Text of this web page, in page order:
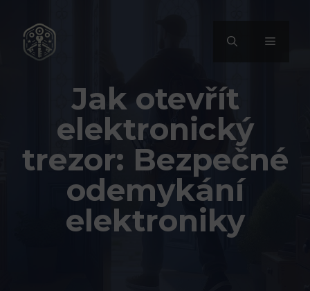
obsah
MENU
Jak otevřít
elektronický
trezor: Bezpečné
odemykání
elektroniky